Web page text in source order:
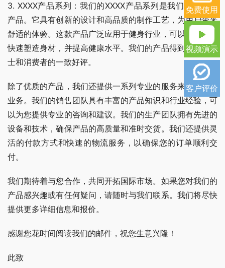
3. XXXX产品系列：我们的XXXX产品系列是我们的新推出
产品。它具有创新的设计和高品质的制作工艺，为用户带来
舒适的体验。这款产品广泛应用于健身行业，可以帮助用户
快速塑造身材，并提高健康水平。我们的产品得到了专业人
士和消费者的一致好评。
除了优质的产品，我们还提供一系列专业的服务来支持您的
业务。我们的销售团队具有丰富的产品知识和行业经验，可
以为您提供专业的咨询和建议。我们的生产团队拥有先进的
设备和技术，确保产品的高质量和准时交货。我们还提供灵
活的付款方式和快速的物流服务，以确保您的订单顺利交
付。
我们期待着与您合作，共同开拓国际市场。如果您对我们的
产品感兴趣或有任何疑问，请随时与我们联系。我们将尽快
提供更多详细信息和报价。
感谢您花时间阅读我们的邮件，祝您生意兴隆！
此致
免费使用
视频演示
客户评价